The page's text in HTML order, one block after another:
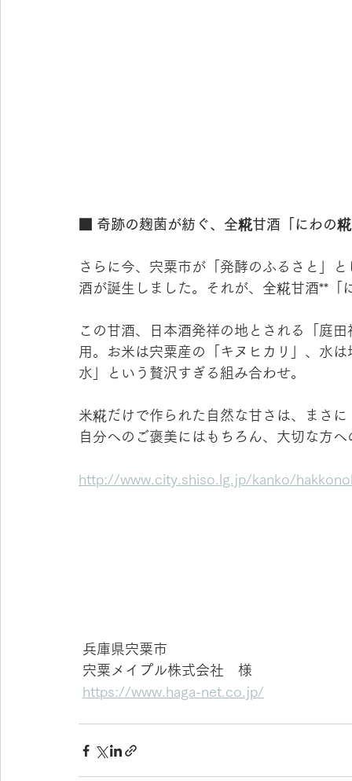
■ 奇跡の麹菌が紡ぐ、全糀甘酒「にわの
さらに今、宍粟市が「発酵のふるさと」
酒が誕生しました。それが、全糀甘酒**「
この甘酒、日本酒発祥の地とされる「庭
用。お米は宍粟産の「キヌヒカリ」、水
水」という贅沢すぎる組み合わせ。
米糀だけで作られた自然な甘さは、まさ
自分へのご褒美にはもちろん、大切な方
http://www.city.shiso.lg.jp/kanko/
兵庫県宍粟市
宍粟メイプル株式会社　様
https://www.haga-net.co.jp/